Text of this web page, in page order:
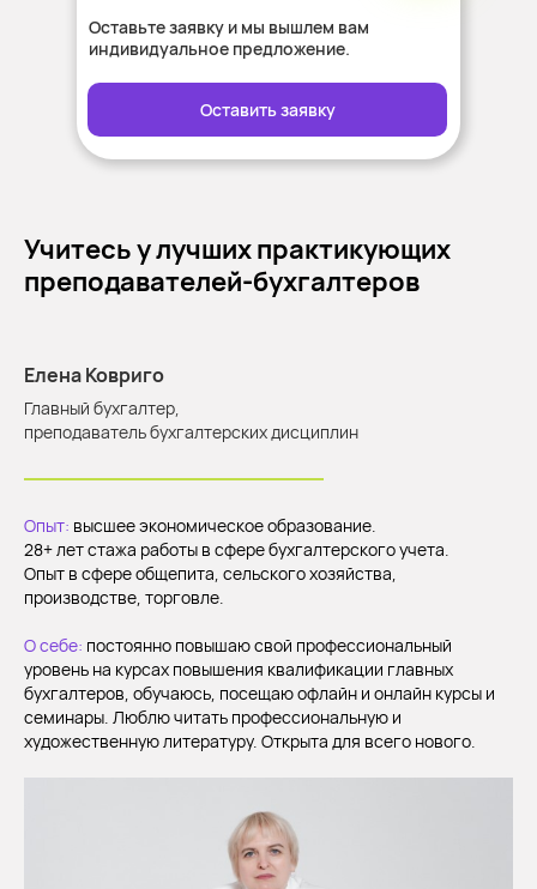
Оставьте заявку и мы вышлем вам
индивидуальное предложение.
Оставить заявку
Учитесь у лучших практикующих
преподавателей-бухгалтеров
Елена Ковриго
Главный бухгалтер,
преподаватель бухгалтерских дисциплин
Опыт: высшее экономическое образование.
28+ лет стажа работы в сфере бухгалтерского учета.
Опыт в сфере общепита, сельского хозяйства,
производстве, торговле.
О себе: постоянно повышаю свой профессиональный
уровень на курсах повышения квалификации главных
бухгалтеров, обучаюсь, посещаю офлайн и онлайн курсы и
семинары. Люблю читать профессиональную и
художественную литературу. Открыта для всего нового.